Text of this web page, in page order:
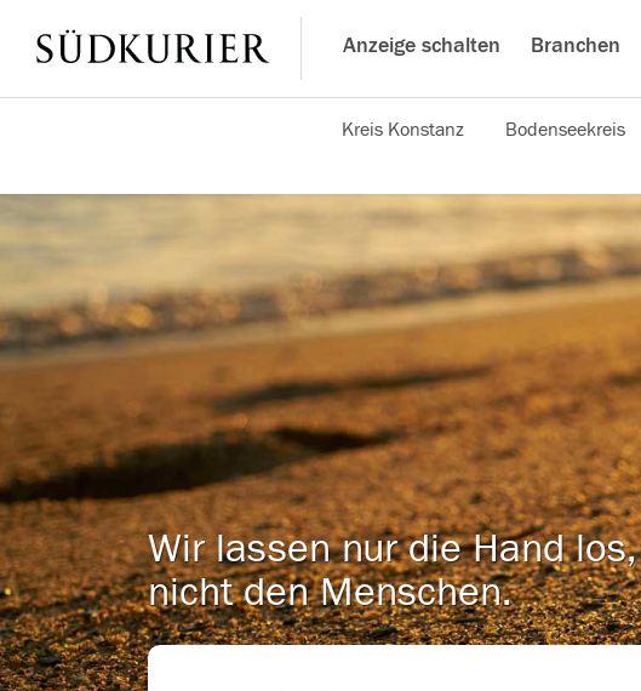
Anzeige schalten Branchen
Kreis Konstanz Bodenseekreis
Wir lassen nur die Hand los,
nicht den Menschen.